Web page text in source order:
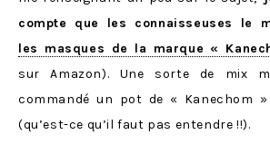
compte que les connaisseuses le
les masques de la marque «
sur Amazon). Une sorte de mix
commandé un pot de « Kanechom
(qu’est-ce qu’il faut pas entendre !!).